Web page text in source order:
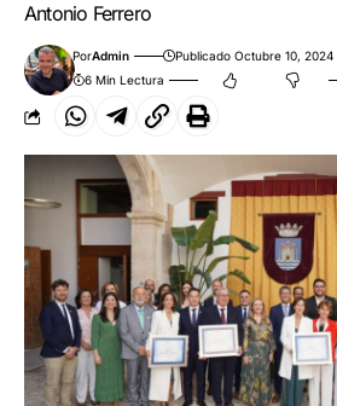
Antonio Ferrero
PorAdmin Publicado Octubre 10, 2024
6 Min Lectura